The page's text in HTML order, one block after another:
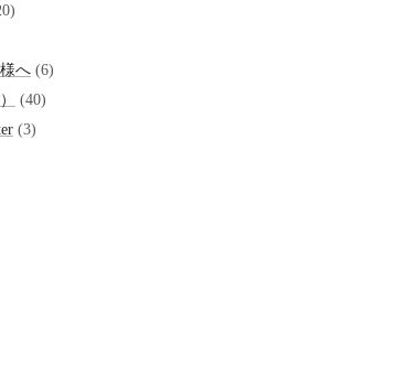
へ (6)
(40)
(3)